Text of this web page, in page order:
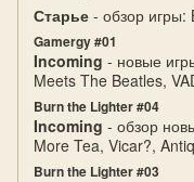
Старье - обзор игры:
Gamergy #01
Incoming - новые
Meets The Beatles,
Burn the Lighter #04
Incoming - обзор
More Tea, Vicar?,
Burn the Lighter #03